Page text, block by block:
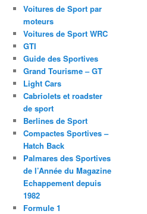
Voitures de Sport par
moteurs
Voitures de Sport WRC
GTI
Guide des Sportives
Grand Tourisme – GT
Light Cars
Cabriolets et roadster
de sport
Berlines de Sport
Compactes Sportives –
Hatch Back
Palmares des Sportives
de l’Année du Magazine
Echappement depuis
1982
Formule 1